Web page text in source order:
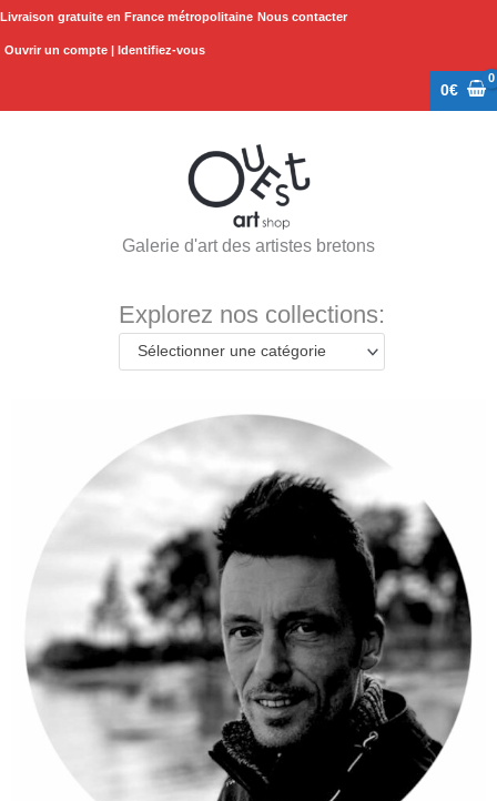
Aller
Livraison gratuite en France métropolitaine Nous contacter
Ouvrir un compte | Identifiez-vous
0€
Galerie d'art des artistes bretons
Explorez nos collections:
Sélectionner une catégorie